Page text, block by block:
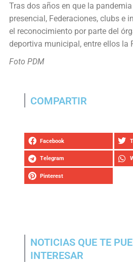
Tras dos años en que la
presencial, Federaciones, clubs e
el reconocimiento por parte del
deportiva municipal, entre ellos la
Foto PDM
COMPARTIR
Facebook
Telegram
Pinterest
NOTICIAS QUE TE
INTERESAR